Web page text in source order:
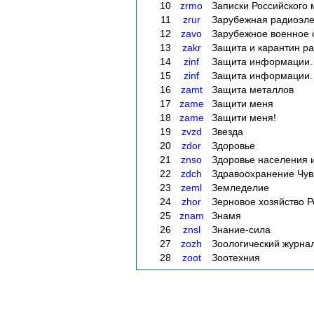
10
zrmo
Записки Российского
11
zrur
Зарубежная
12
zavo
Зарубежное военное
13
zakr
Защита и карантин
14
zinf
Защита
15
zinf
Защита
16
zamt
Защита металлов
17
zame
Защити меня
18
zame
Защити меня!
19
zvzd
Звезда
20
zdor
Здоровье
21
znso
Здоровье населения
22
zdch
Здравоохранение
23
zeml
Земледелие
24
zhor
Зерновое хозяйство
25
znam
Знамя
26
znsl
Знание-сила
27
zozh
Зоологический
28
zoot Зоотехния